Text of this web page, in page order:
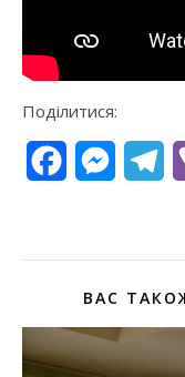
Поділитися:
Facebook
ВАС